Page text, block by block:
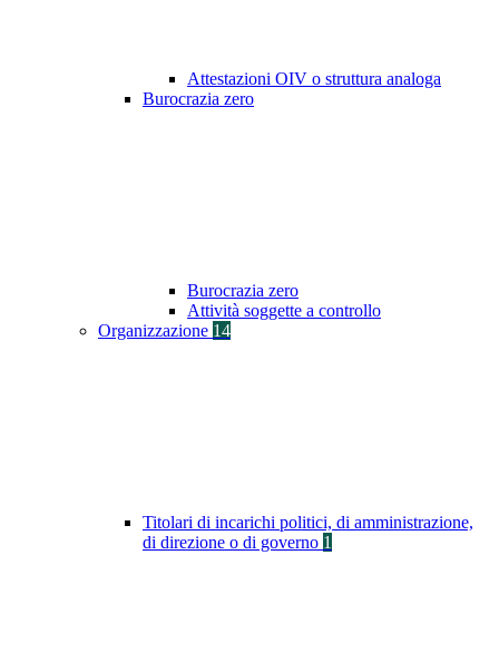
Attestazioni OIV o struttura analoga
Burocrazia zero
Burocrazia zero
Attività soggette a controllo
Organizzazione 14
Titolari di incarichi politici, di amministrazione,
di direzione o di governo 1